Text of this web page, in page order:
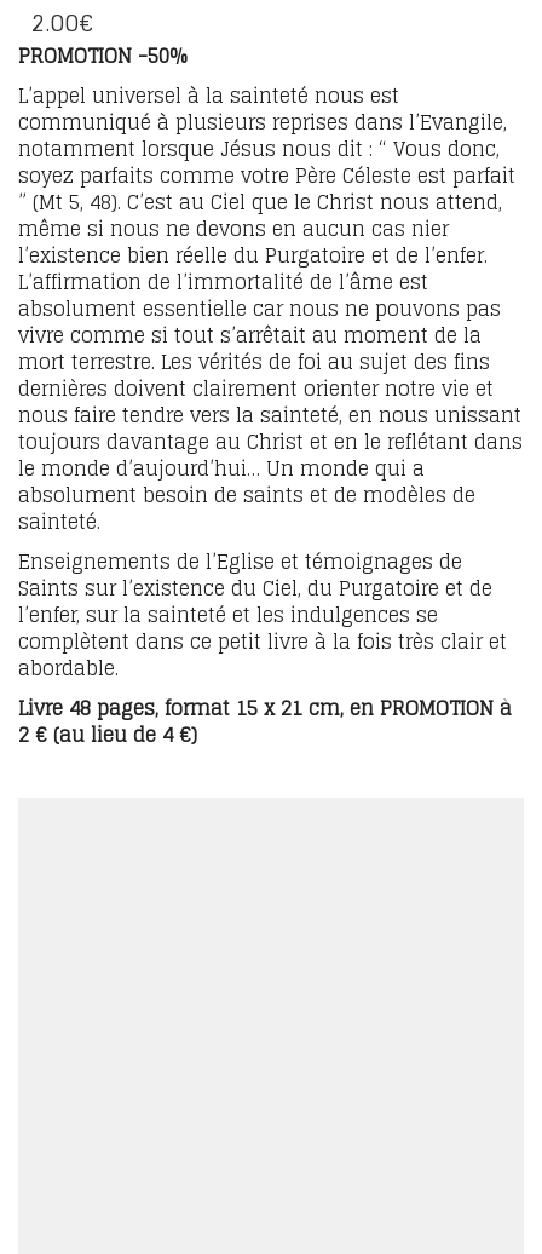
2.00€
PROMOTION -50%
L’appel universel à la sainteté nous est
communiqué à plusieurs reprises dans l’Evangile,
notamment lorsque Jésus nous dit : “ Vous donc,
soyez parfaits comme votre Père Céleste est parfait
” (Mt 5, 48). C’est au Ciel que le Christ nous attend,
même si nous ne devons en aucun cas nier
l’existence bien réelle du Purgatoire et de l’enfer.
L’affirmation de l’immortalité de l’âme est
absolument essentielle car nous ne pouvons pas
vivre comme si tout s’arrêtait au moment de la
mort terrestre. Les vérités de foi au sujet des fins
dernières doivent clairement orienter notre vie et
nous faire tendre vers la sainteté, en nous unissant
toujours davantage au Christ et en le reflétant dans
le monde d’aujourd’hui… Un monde qui a
absolument besoin de saints et de modèles de
sainteté.
Enseignements de l’Eglise et témoignages de
Saints sur l’existence du Ciel, du Purgatoire et de
l’enfer, sur la sainteté et les indulgences se
complètent dans ce petit livre à la fois très clair et
abordable.
Livre 48 pages, format 15 x 21 cm, en PROMOTION à
2 € (au lieu de 4 €)